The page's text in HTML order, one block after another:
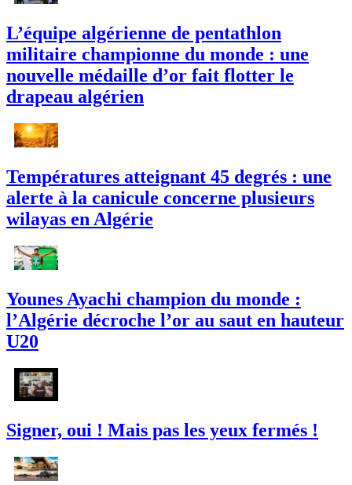
L’équipe algérienne de pentathlon
militaire championne du monde : une
nouvelle médaille d’or fait flotter le
drapeau algérien
Températures atteignant 45 degrés : une
alerte à la canicule concerne plusieurs
wilayas en Algérie
Younes Ayachi champion du monde :
l’Algérie décroche l’or au saut en hauteur
U20
Signer, oui ! Mais pas les yeux fermés !